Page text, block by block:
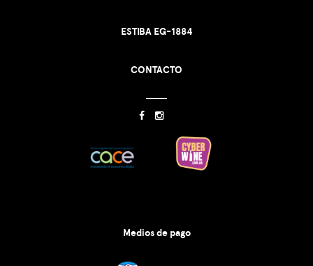
ESTIBA EG-1884
CONTACTO
Medios de pago